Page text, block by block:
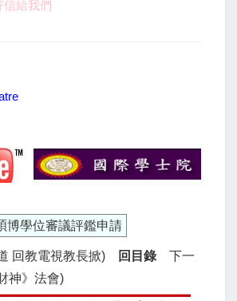
信給我們
博學位審議評鑑申請
回教電視教長掀) 回目錄
下一
神》法會)